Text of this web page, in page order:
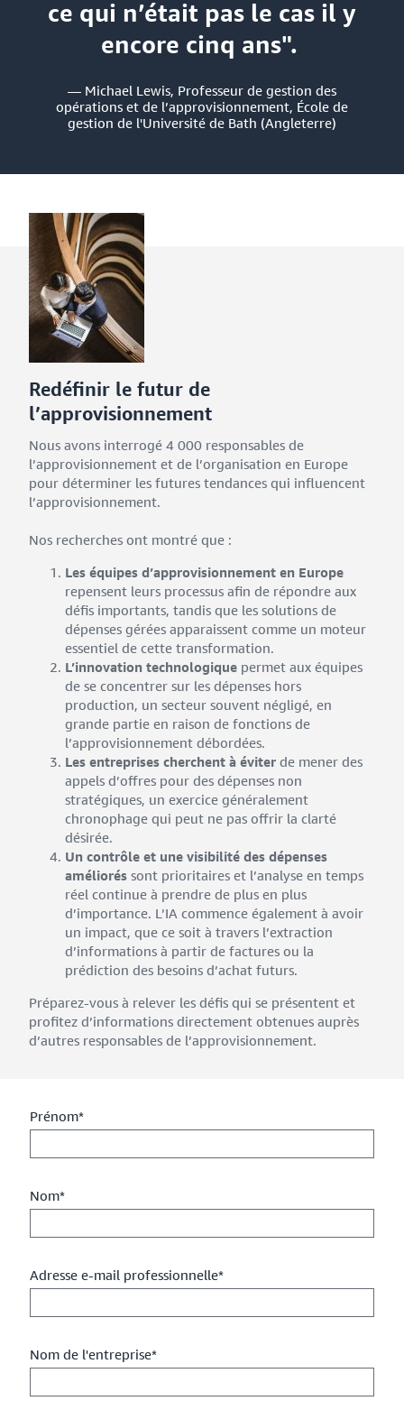
ce qui n’était pas le cas il y
encore cinq ans".
— Michael Lewis, Professeur de gestion des
opérations et de l’approvisionnement, École de
gestion de l'Université de Bath (Angleterre)
Redéfinir le futur de
l’approvisionnement
Nous avons interrogé 4 000 responsables de
l’approvisionnement et de l’organisation en Europe
pour déterminer les futures tendances qui influencent
l’approvisionnement.
Nos recherches ont montré que :
Les équipes d’approvisionnement en Europe
repensent leurs processus afin de répondre aux
défis importants, tandis que les solutions de
dépenses gérées apparaissent comme un moteur
essentiel de cette transformation.
L’innovation technologique permet aux équipes
de se concentrer sur les dépenses hors
production, un secteur souvent négligé, en
grande partie en raison de fonctions de
l’approvisionnement débordées.
Les entreprises cherchent à éviter de mener des
appels d’offres pour des dépenses non
stratégiques, un exercice généralement
chronophage qui peut ne pas offrir la clarté
désirée.
Un contrôle et une visibilité des dépenses
améliorés sont prioritaires et l’analyse en temps
réel continue à prendre de plus en plus
d’importance. L’IA commence également à avoir
un impact, que ce soit à travers l’extraction
d’informations à partir de factures ou la
prédiction des besoins d’achat futurs.
Préparez-vous à relever les défis qui se présentent et
profitez d’informations directement obtenues auprès
d’autres responsables de l’approvisionnement.
Prénom*
Nom*
Adresse e-mail professionnelle*
Nom de l'entreprise*